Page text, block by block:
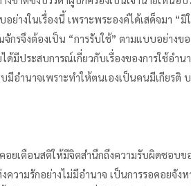
ย่างในเรื่องนี้ เพราะพระองค์ได้เสด็จมา “
จึงต้องเป็น “การรับใช้” ตามแบบอย่างขอ
มีประสบการณ์เกี่ยวกับเรื่องของการใช้อำน
อำนาจเพราะทำให้ตนเองเป็นคนมีเกียรติ
ยเตือนสติให้มีจิตสำนึกถึงความรับผิดชอบข
ามรักอย่างไม่มีอำนาจ เป็นการรอคอยจังห